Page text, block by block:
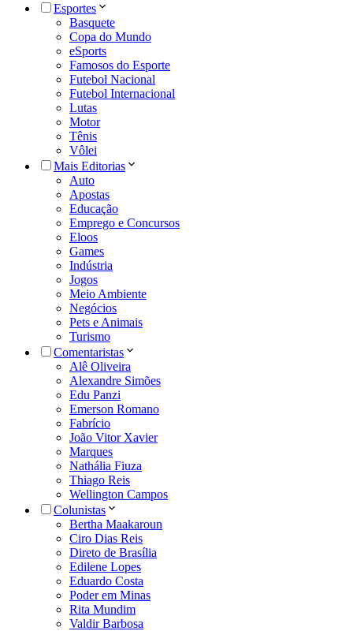
Esportes
Basquete
Copa do Mundo
eSports
Famosos do Esporte
Futebol Nacional
Futebol Internacional
Lutas
Motor
Tênis
Vôlei
Mais Editorias
Auto
Apostas
Educação
Emprego e Concursos
Eloos
Games
Indústria
Jogos
Meio Ambiente
Negócios
Pets e Animais
Turismo
Comentaristas
Alê Oliveira
Alexandre Simões
Edu Panzi
Emerson Romano
Fabrício
João Vitor Xavier
Marques
Nathália Fiuza
Thiago Reis
Wellington Campos
Colunistas
Bertha Maakaroun
Ciro Dias Reis
Direto de Brasília
Edilene Lopes
Eduardo Costa
Poder em Minas
Rita Mundim
Valdir Barbosa